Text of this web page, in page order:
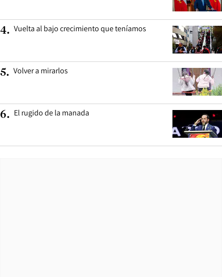
4. Vuelta al bajo crecimiento que teníamos
5. Volver a mirarlos
6. El rugido de la manada